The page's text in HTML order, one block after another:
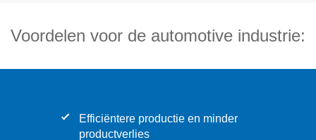
Voordelen voor de automotive industrie:
Efficiëntere productie en minder
productverlies